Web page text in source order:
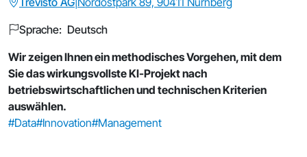
Sprache: Deutsch
Wir zeigen Ihnen ein methodisches Vorgehen, mit dem
Sie das wirkungsvollste KI-Projekt nach
betriebswirtschaftlichen und technischen Kriterien
auswählen.
#Data#Innovation#Management